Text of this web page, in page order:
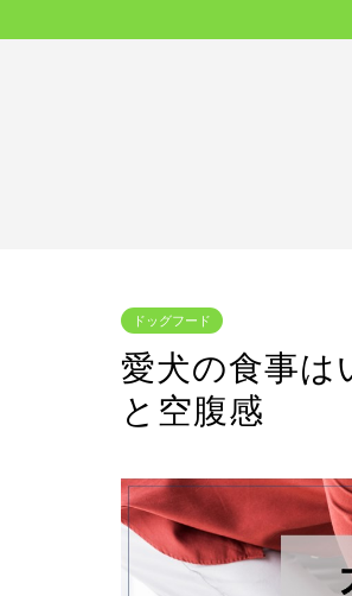
ドッグフード
愛犬の食事は
と空腹感